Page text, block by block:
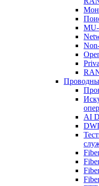
AI